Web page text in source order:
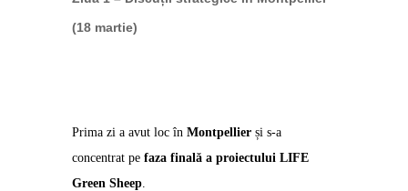
(18 martie)
Prima zi a avut loc în Montpellier și s-a
concentrat pe faza finală a proiectului LIFE
Green Sheep.